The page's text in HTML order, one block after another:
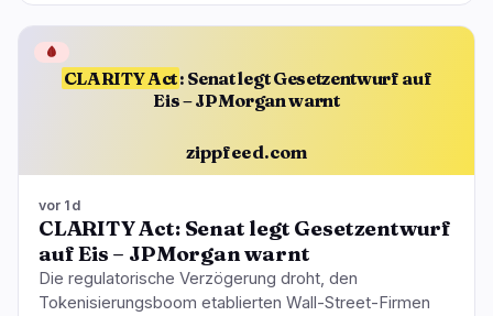
CLARITY Act: Senat legt Gesetzentwurf auf
Eis – JPMorgan warnt
zippfeed.com
🩸
vor 1d
CLARITY Act: Senat legt Gesetzentwurf
auf Eis – JPMorgan warnt
Die regulatorische Verzögerung droht, den
Tokenisierungsboom etablierten Wall-Street-Firmen